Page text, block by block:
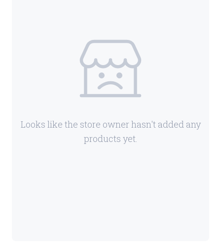
Looks like the store owner hasn't added any
products yet.